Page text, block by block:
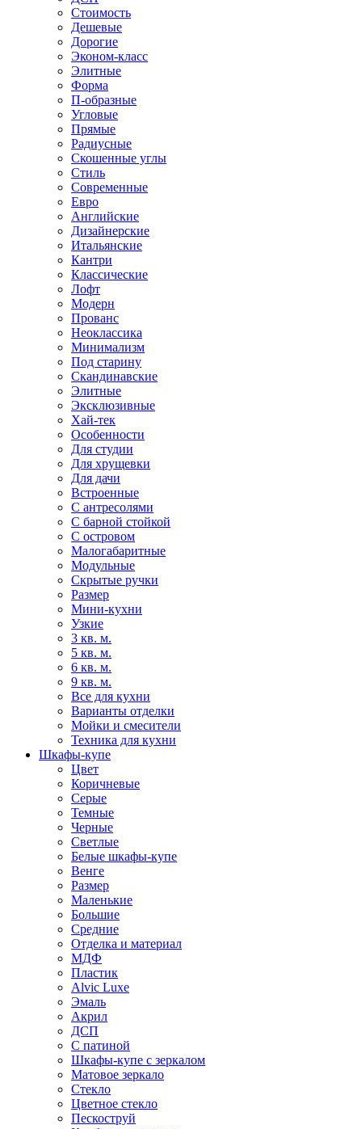
Стоимость
Дешевые
Дорогие
Эконом-класс
Элитные
Форма
П-образные
Угловые
Прямые
Радиусные
Скошенные углы
Стиль
Современные
Евро
Английские
Дизайнерские
Итальянские
Кантри
Классические
Лофт
Модерн
Прованс
Неоклассика
Минимализм
Под старину
Скандинавские
Элитные
Эксклюзивные
Хай-тек
Особенности
Для студии
Для хрущевки
Для дачи
Встроенные
С антресолями
С барной стойкой
С островом
Малогабаритные
Модульные
Скрытые ручки
Размер
Мини-кухни
Узкие
3 кв. м.
5 кв. м.
6 кв. м.
9 кв. м.
Все для кухни
Варианты отделки
Мойки и смесители
Техника для кухни
Шкафы-купе
Цвет
Коричневые
Серые
Темные
Черные
Светлые
Белые шкафы-купе
Венге
Размер
Маленькие
Большие
Средние
Отделка и материал
МДФ
Пластик
Alvic Luxe
Эмаль
Акрил
ДСП
С патиной
Шкафы-купе с зеркалом
Матовое зеркало
Стекло
Цветное стекло
Пескоструй